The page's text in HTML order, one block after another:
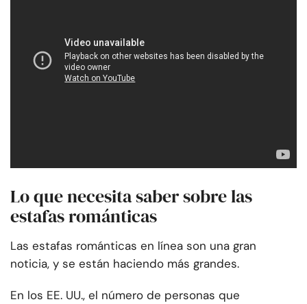
Lo que necesita saber sobre las
estafas románticas
Las estafas románticas en línea son una gran
noticia, y se están haciendo más grandes.
En los EE. UU., el número de personas que